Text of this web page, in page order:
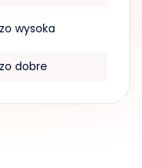
wysoka
dobre